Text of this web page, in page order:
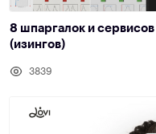
8 шпаргалок и
(изингов)
3839